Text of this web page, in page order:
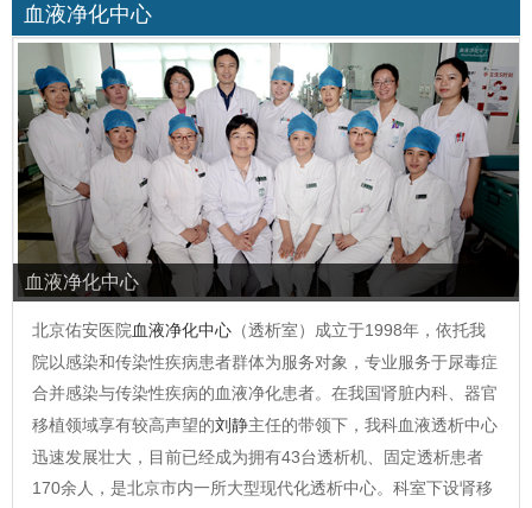
血液净化中心
血液净化中心
北京佑安医院血液净化中心 （透析室）成立于1998年，依托我
院以感染和传染性疾病患者群体为服务对象，专业服务于尿毒症
合并感染与传染性疾病的血液净化患者。在我国肾脏内科、器官
移植领域享有较高声望的刘静主任的带领下，我科血液透析中心
迅速发展壮大，目前已经成为拥有43台透析机、固定透析患者
170余人，是北京市内一所大型现代化透析中心。科室下设肾移